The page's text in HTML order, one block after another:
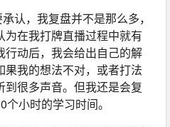
认，我复盘并不是那么多，
在我打牌直播过程中就有
行动后，我会给出自己的解
我的想法不对，或者打法
很多声音。但我还是会复
小时的学习时间。